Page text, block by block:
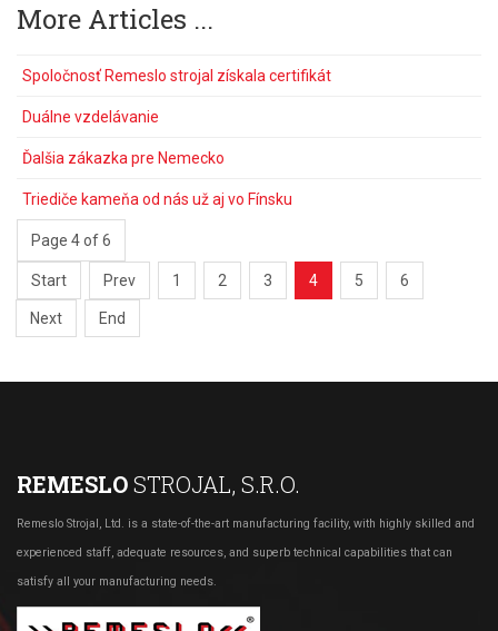
More Articles ...
Spoločnosť Remeslo strojal získala certifikát
Duálne vzdelávanie
Ďalšia zákazka pre Nemecko
Triediče kameňa od nás už aj vo Fínsku
Page 4 of 6
Start Prev 1 2 3 4 5 6
Next End
REMESLOSTROJAL, S.R.O.
Remeslo Strojal, Ltd. is a state-of-the-art manufacturing facility, with highly skilled and
experienced staff, adequate resources, and superb technical capabilities that can
satisfy all your manufacturing needs.